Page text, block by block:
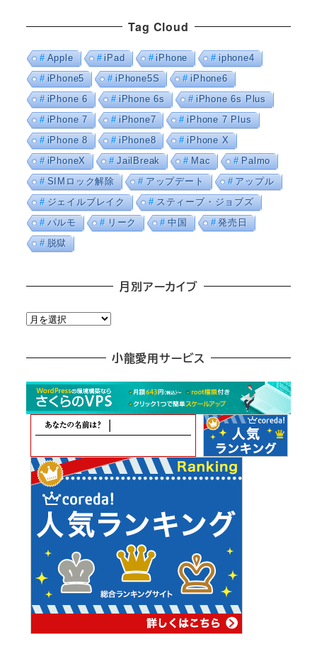
Tag Cloud
Apple iPad iPhone
iphone4
iPhone5
iPhone5S
iPhone6
iPhone 6
iPhone 6s
iPhone 6s Plus
iPhone 7
iPhone7
iPhone 7 Plus
iPhone 8
iPhone8
iPhone X
iPhoneX
JailBreak Mac
Palmo
SIMロック解除
アップデート
アップル
ジェイルブレイク
スティーブ・ジョブズ
パルモ
リーク 中国
発売日
脱獄
月別アーカイブ
月
カ
小龍愛用サービス